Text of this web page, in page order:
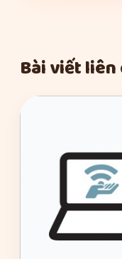
Bài viết liên